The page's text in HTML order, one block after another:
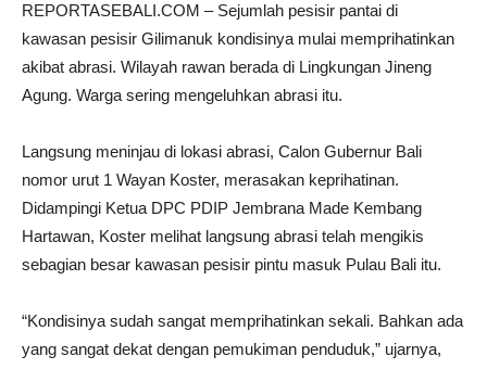
REPORTASEBALI.COM – Sejumlah pesisir pantai di
kawasan pesisir Gilimanuk kondisinya mulai memprihatinkan
akibat abrasi. Wilayah rawan berada di Lingkungan Jineng
Agung. Warga sering mengeluhkan abrasi itu.
Langsung meninjau di lokasi abrasi, Calon Gubernur Bali
nomor urut 1 Wayan Koster, merasakan keprihatinan.
Didampingi Ketua DPC PDIP Jembrana Made Kembang
Hartawan, Koster melihat langsung abrasi telah mengikis
sebagian besar kawasan pesisir pintu masuk Pulau Bali itu.
“Kondisinya sudah sangat memprihatinkan sekali. Bahkan ada
yang sangat dekat dengan pemukiman penduduk,” ujarnya,